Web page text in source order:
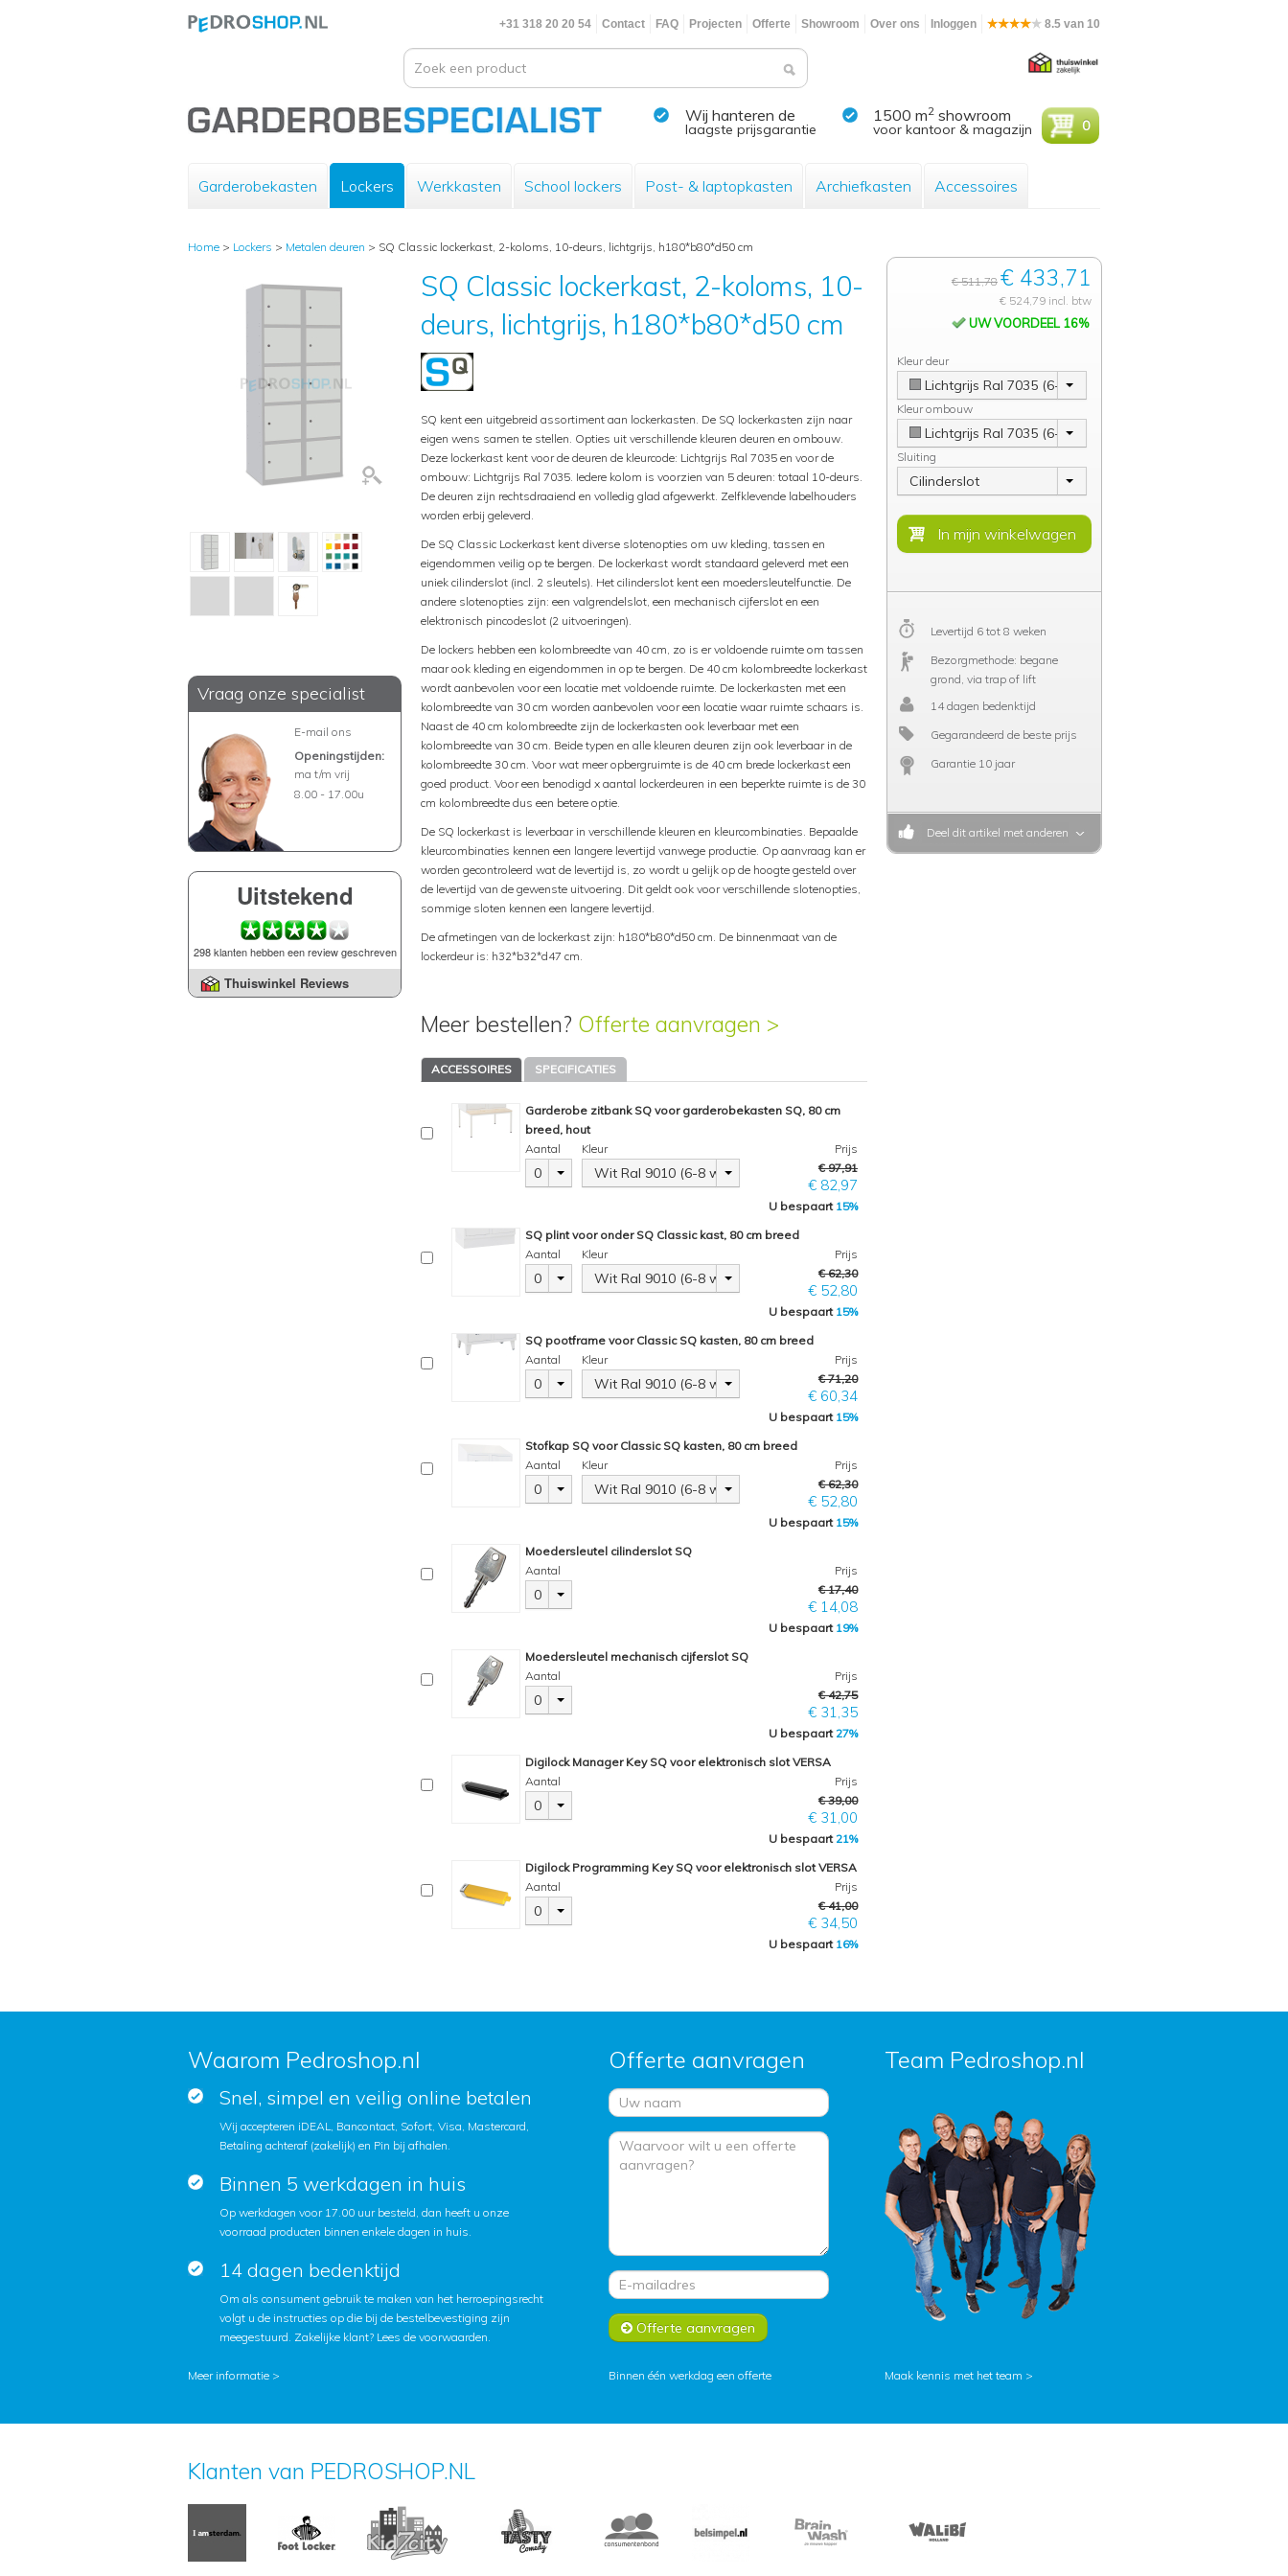
+31 318 20 20 54 Contact FAQ Projecten Offerte Showroom Over ons Inloggen 8.5 van 10
Wij hanteren de
laagste prijsgarantie
1500 m2 showroom
voor kantoor & magazijn 0
Garderobekasten Lockers Werkkasten School lockers Post- & laptopkasten Archiefkasten Accessoires
Home > Lockers > Metalen deuren > SQ Classic lockerkast, 2-koloms, 10-deurs, lichtgrijs, h180*b80*d50 cm
Vraag onze specialist
E-mail ons
Openingstijden:
ma t/m vrij
8.00 - 17.00u
Uitstekend
298 klanten hebben een review geschreven
Thuiswinkel Reviews
SQ Classic lockerkast, 2-koloms, 10-
deurs, lichtgrijs, h180*b80*d50 cm
SQ kent een uitgebreid assortiment aan lockerkasten. De SQ lockerkasten zijn naar
eigen wens samen te stellen. Opties uit verschillende kleuren deuren en ombouw.
Deze lockerkast kent voor de deuren de kleurcode: Lichtgrijs Ral 7035 en voor de
ombouw: Lichtgrijs Ral 7035. Iedere kolom is voorzien van 5 deuren: totaal 10-deurs.
De deuren zijn rechtsdraaiend en volledig glad afgewerkt. Zelfklevende labelhouders
worden erbij geleverd.
De SQ Classic Lockerkast kent diverse slotenopties om uw kleding, tassen en
eigendommen veilig op te bergen. De lockerkast wordt standaard geleverd met een
uniek cilinderslot (incl. 2 sleutels). Het cilinderslot kent een moedersleutelfunctie. De
andere slotenopties zijn: een valgrendelslot, een mechanisch cijferslot en een
elektronisch pincodeslot (2 uitvoeringen).
De lockers hebben een kolombreedte van 40 cm, zo is er voldoende ruimte om tassen
maar ook kleding en eigendommen in op te bergen. De 40 cm kolombreedte lockerkast
wordt aanbevolen voor een locatie met voldoende ruimte. De lockerkasten met een
kolombreedte van 30 cm worden aanbevolen voor een locatie waar ruimte schaars is.
Naast de 40 cm kolombreedte zijn de lockerkasten ook leverbaar met een
kolombreedte van 30 cm. Beide typen en alle kleuren deuren zijn ook leverbaar in de
kolombreedte 30 cm. Voor wat meer opbergruimte is de 40 cm brede lockerkast een
goed product. Voor een benodigd x aantal lockerdeuren in een beperkte ruimte is de 30
cm kolombreedte dus een betere optie.
De SQ lockerkast is leverbaar in verschillende kleuren en kleurcombinaties. Bepaalde
kleurcombinaties kennen een langere levertijd vanwege productie. Op aanvraag kan er
worden gecontroleerd wat de levertijd is, zo wordt u gelijk op de hoogte gesteld over
de levertijd van de gewenste uitvoering. Dit geldt ook voor verschillende slotenopties,
sommige sloten kennen een langere levertijd.
De afmetingen van de lockerkast zijn: h180*b80*d50 cm. De binnenmaat van de
lockerdeur is: h32*b32*d47 cm.
Meer bestellen? Offerte aanvragen >
ACCESSOIRES SPECIFICATIES
Garderobe zitbank SQ voor garderobekasten SQ, 80 cm
breed, hout
Aantal
0
Kleur
Wit Ral 9010 (6-8 weken)
Prijs
€ 97,91
€ 82,97
U bespaart 15%
SQ plint voor onder SQ Classic kast, 80 cm breed
Aantal
0
Kleur
Wit Ral 9010 (6-8 weken)
Prijs
€ 62,30
€ 52,80
U bespaart 15%
SQ pootframe voor Classic SQ kasten, 80 cm breed
Aantal
0
Kleur
Wit Ral 9010 (6-8 weken)
Prijs
€ 71,20
€ 60,34
U bespaart 15%
Stofkap SQ voor Classic SQ kasten, 80 cm breed
Aantal
0
Kleur
Wit Ral 9010 (6-8 weken)
Prijs
€ 62,30
€ 52,80
U bespaart 15%
Moedersleutel cilinderslot SQ
Aantal
0
Prijs
€ 17,40
€ 14,08
U bespaart 19%
Moedersleutel mechanisch cijferslot SQ
Aantal
0
Prijs
€ 42,75
€ 31,35
U bespaart 27%
Digilock Manager Key SQ voor elektronisch slot VERSA
Aantal
0
Prijs
€ 39,00
€ 31,00
U bespaart 21%
Digilock Programming Key SQ voor elektronisch slot VERSA
Aantal
0
Prijs
€ 41,00
€ 34,50
U bespaart 16%
€ 511,78 € 433,71
€ 524,79 incl. btw
UW VOORDEEL 16%
Kleur deur
Lichtgrijs Ral 7035 (6-8 weken)
Kleur ombouw
Lichtgrijs Ral 7035 (6-8 weken)
Sluiting
Cilinderslot
Levertijd 6 tot 8 weken
Bezorgmethode: begane
grond, via trap of lift
14 dagen bedenktijd
Gegarandeerd de beste prijs
Garantie 10 jaar
Deel dit artikel met anderen
Waarom Pedroshop.nl
Snel, simpel en veilig online betalen
Wij accepteren iDEAL, Bancontact, Sofort, Visa, Mastercard,
Betaling achteraf (zakelijk) en Pin bij afhalen.
Binnen 5 werkdagen in huis
Op werkdagen voor 17.00 uur besteld, dan heeft u onze
voorraad producten binnen enkele dagen in huis.
14 dagen bedenktijd
Om als consument gebruik te maken van het herroepingsrecht
volgt u de instructies op die bij de bestelbevestiging zijn
meegestuurd. Zakelijke klant? Lees de voorwaarden.
Offerte aanvragen
Offerte aanvragen
Team Pedroshop.nl
Meer informatie > Binnen één werkdag een offerte Maak kennis met het team >
Klanten van PEDROSHOP.NL